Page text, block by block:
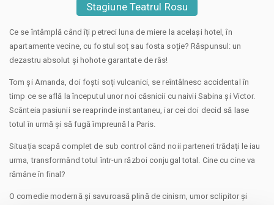
Stagiune Teatrul Rosu
Ce se întâmplă când îți petreci luna de miere la același hotel, în
apartamente vecine, cu fostul soț sau fosta soție? Răspunsul: un
dezastru absolut și hohote garantate de râs!
​Tom și Amanda, doi foști soți vulcanici, se reîntâlnesc accidental în
timp ce se află la începutul unor noi căsnicii cu naivii Sabina și Victor.
Scânteia pasiunii se reaprinde instantaneu, iar cei doi decid să lase
totul în urmă și să fugă împreună la Paris.
​Situația scapă complet de sub control când noii parteneri trădați le iau
urma, transformând totul într-un război conjugal total. Cine cu cine va
rămâne în final?
​O comedie modernă și savuroasă plină de cinism, umor sclipitor și